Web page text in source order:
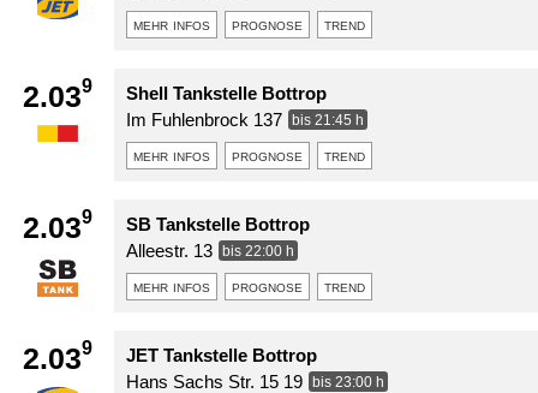
mehr infos prognose trend
2.039
Shell Tankstelle Bottrop
Im Fuhlenbrock 137
bis 21:45 h
mehr infos prognose trend
2.039
SB Tankstelle Bottrop
Alleestr. 13
bis 22:00 h
mehr infos prognose trend
2.039
JET Tankstelle Bottrop
Hans Sachs Str. 15 19
bis 23:00 h